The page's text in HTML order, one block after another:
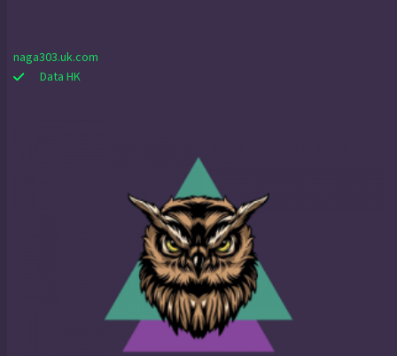
naga303.uk.com
Data HK